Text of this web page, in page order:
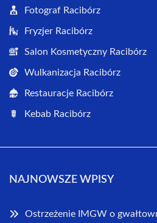
Fotograf Racibórz
Fryzjer Racibórz
Salon Kosmetyczny Racibórz
Wulkanizacja Racibórz
Restauracje Racibórz
Kebab Racibórz
NAJNOWSZE WPISY
Ostrzeżenie IMGW o